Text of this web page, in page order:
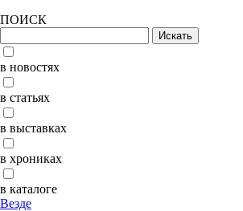
ПОИСК
в новостях
в статьях
в выставках
в хрониках
в каталоге
Везде